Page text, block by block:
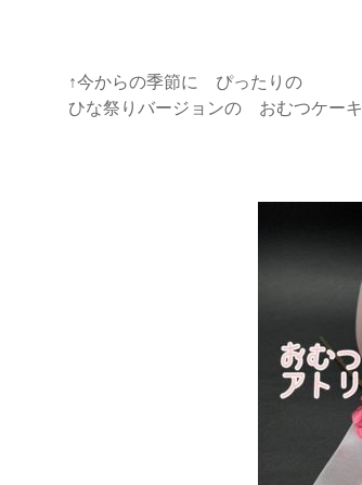
↑今からの季節に ぴったりの
ひな祭りバージョンの おむつケーキ